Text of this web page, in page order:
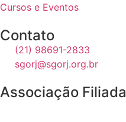
Cursos e Eventos
Contato
(21) 98691-2833
sgorj@sgorj.org.br
Associação Filiada